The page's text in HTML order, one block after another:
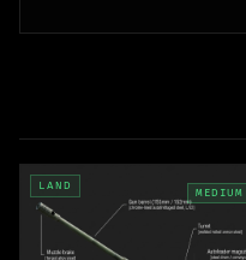
LAND
MEDIUM